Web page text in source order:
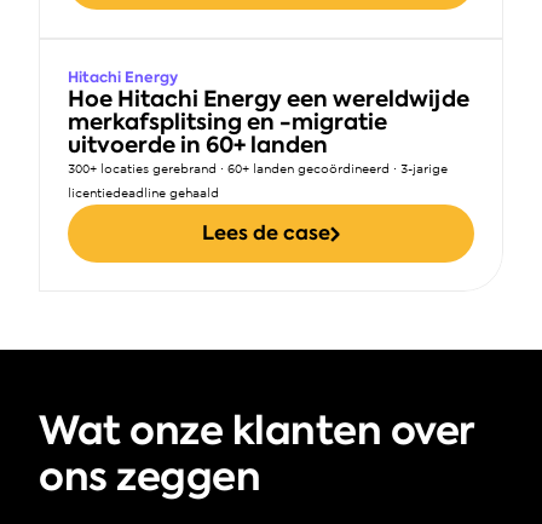
Hitachi Energy
Hoe Hitachi Energy een wereldwijde
merkafsplitsing en -migratie
uitvoerde in 60+ landen
300+ locaties gerebrand · 60+ landen gecoördineerd · 3-jarige
licentiedeadline gehaald
Lees de case
Wat onze klanten over
ons zeggen